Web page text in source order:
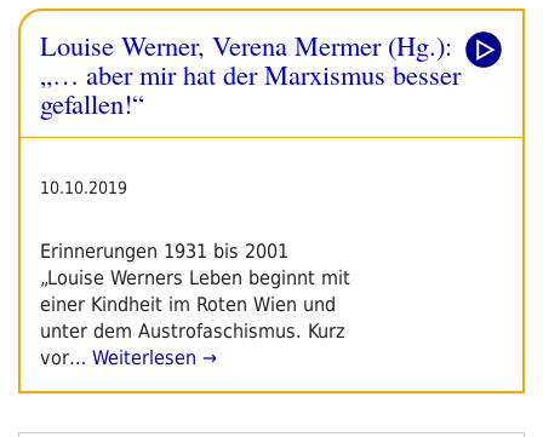
Buchmesse
2021
Tag
1“
Louise Werner, Verena Mermer (Hg.):
„… aber mir hat der Marxismus besser
gefallen!“
10.10.2019
Erinnerungen 1931 bis 2001
„Louise Werners Leben beginnt mit
einer Kindheit im Roten Wien und
unter dem Austrofaschismus. Kurz
vor… Weiterlesen →